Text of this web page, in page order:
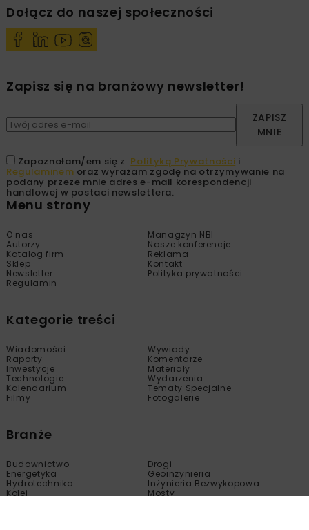
Dołącz do naszej społeczności
Zapisz się na branżowy newsletter!
ZAPISZ
MNIE
Zapoznałam/em się z Polityką Prywatności i
Regulaminem oraz wyrażam zgodę na otrzymywanie na
podany przeze mnie adres e-mail korespondencji
handlowej w postaci newslettera.
Menu strony
O nas
Managzyn NBI
Autorzy
Nasze konferencje
Katalog firm
Reklama
Sklep
Kontakt
Newsletter
Polityka prywatności
Regulamin
Kategorie treści
Wiadomości
Wywiady
Raporty
Komentarze
Inwestycje
Materiały
Technologie
Wydarzenia
Kalendarium
Tematy Specjalne
Filmy
Fotogalerie
Branże
Budownictwo
Drogi
Energetyka
Geoinżynieria
Hydrotechnika
Inżynieria Bezwykopowa
Kolej
Mosty